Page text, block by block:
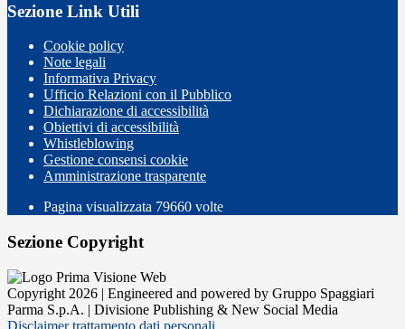
Sezione Link Utili
Cookie policy
Note legali
Informativa Privacy
Ufficio Relazioni con il Pubblico
Dichiarazione di accessibilità
Obiettivi di accessibilità
Whistleblowing
Gestione consensi cookie
Amministrazione trasparente
Pagina visualizzata 79660 volte
Sezione Copyright
Copyright 2026 | Engineered and powered by Gruppo Spaggiari
Parma S.p.A. | Divisione Publishing & New Social Media
Disclaimer trattamento dati personali